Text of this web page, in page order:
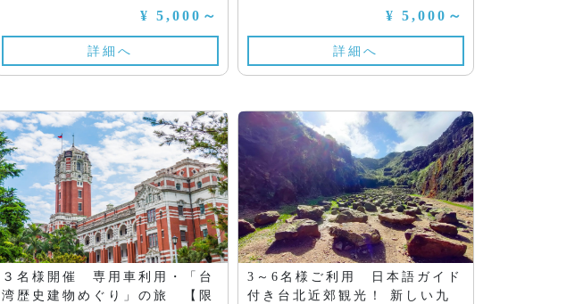
¥ 5,000～
詳細へ
¥ 5,000～
詳細へ
３名様開催 専用車利用・「台
湾歴史建物めぐり」の旅 【限
3～6名様ご利用 日本語ガイド
付き台北近郊観光！ 新しい九